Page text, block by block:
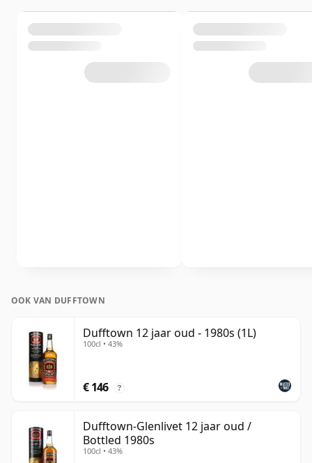
OOK VAN DUFFTOWN
Dufftown 12 jaar oud - 1980s (1L)
100cl • 43%
€ 146 ?
Dufftown-Glenlivet 12 jaar oud /
Bottled 1980s
100cl • 43%